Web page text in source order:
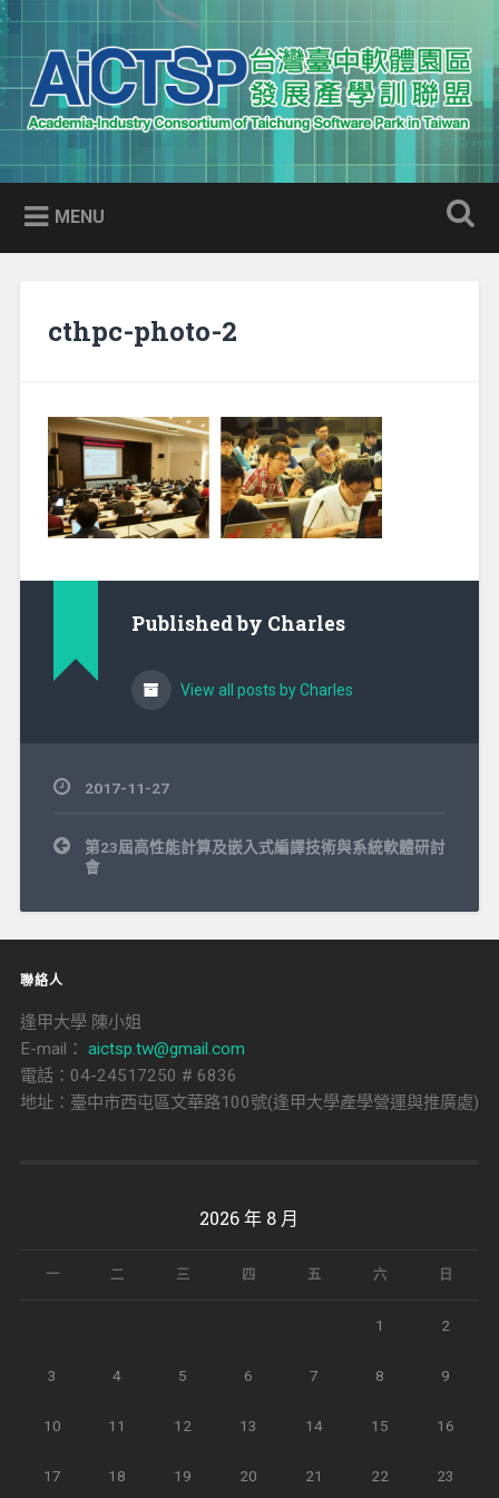
Skip
to
content
Search
AICTSP 台灣臺中軟體園區發展
產學訓聯盟
Academia-Industry Consortium of Taichung Software Park
in Taiwan
MENU
cthpc-photo-2
Published by Charles
View all posts by Charles
2017-11-27
文
章
第23屆高性能計算及嵌入式編譯技術與系統軟體研討
會
聯絡人
逢甲大學 陳小姐
E-mail： aictsp.tw@gmail.com
電話：04-24517250 # 6836
地址：臺中市西屯區文華路100號(逢甲大學產學營運與推廣處)
2026 年 8 月
一 二 三 四 五 六 日
1 2
3 4 5 6 7 8 9
10 11 12 13 14 15 16
17 18 19 20 21 22 23